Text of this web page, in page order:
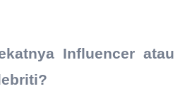
Influencer atau